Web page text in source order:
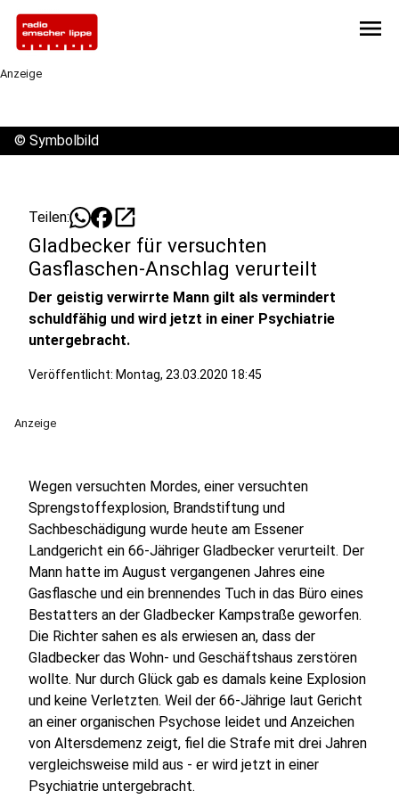
menu
Anzeige
© Symbolbild
Teilen: open_in_new
Gladbecker für versuchten
Gasflaschen-Anschlag verurteilt
Der geistig verwirrte Mann gilt als vermindert
schuldfähig und wird jetzt in einer Psychiatrie
untergebracht.
Veröffentlicht: Montag, 23.03.2020 18:45
Anzeige
Wegen versuchten Mordes, einer versuchten
Sprengstoffexplosion, Brandstiftung und
Sachbeschädigung wurde heute am Essener
Landgericht ein 66-Jähriger Gladbecker verurteilt. Der
Mann hatte im August vergangenen Jahres eine
Gasflasche und ein brennendes Tuch in das Büro eines
Bestatters an der Gladbecker Kampstraße geworfen.
Die Richter sahen es als erwiesen an, dass der
Gladbecker das Wohn- und Geschäftshaus zerstören
wollte. Nur durch Glück gab es damals keine Explosion
und keine Verletzten. Weil der 66-Jährige laut Gericht
an einer organischen Psychose leidet und Anzeichen
von Altersdemenz zeigt, fiel die Strafe mit drei Jahren
vergleichsweise mild aus - er wird jetzt in einer
Psychiatrie untergebracht.